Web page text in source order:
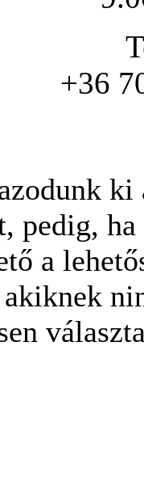
+36
pedig,
a